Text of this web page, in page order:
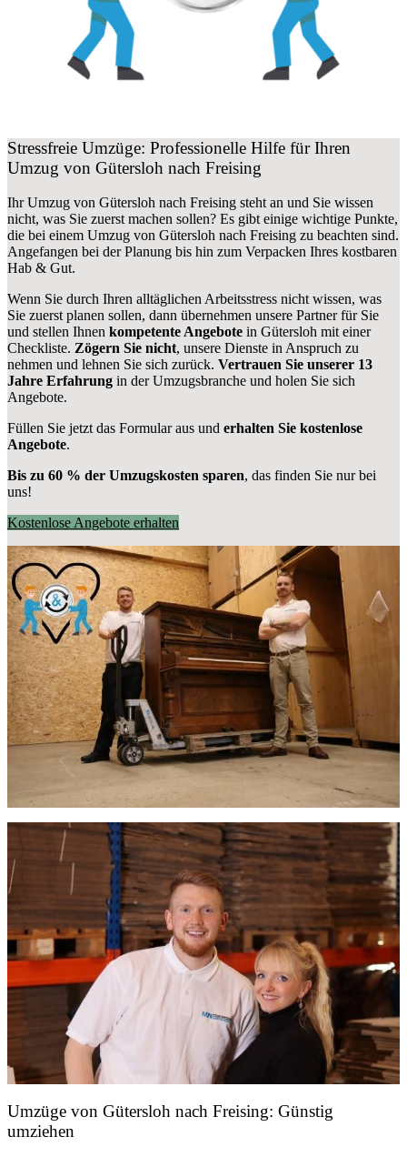
Stressfreie Umzüge: Professionelle Hilfe für Ihren
Umzug von Gütersloh nach Freising
Ihr Umzug von Gütersloh nach Freising steht an und Sie wissen
nicht, was Sie zuerst machen sollen? Es gibt einige wichtige Punkte,
die bei einem Umzug von Gütersloh nach Freising zu beachten sind.
Angefangen bei der Planung bis hin zum Verpacken Ihres kostbaren
Hab & Gut.
Wenn Sie durch Ihren alltäglichen Arbeitsstress nicht wissen, was
Sie zuerst planen sollen, dann übernehmen unsere Partner für Sie
und stellen Ihnen kompetente Angebote in Gütersloh mit einer
Checkliste. Zögern Sie nicht, unsere Dienste in Anspruch zu
nehmen und lehnen Sie sich zurück. Vertrauen Sie unserer 13
Jahre Erfahrung in der Umzugsbranche und holen Sie sich
Angebote.
Füllen Sie jetzt das Formular aus und erhalten Sie kostenlose
Angebote.
Bis zu 60 % der Umzugskosten sparen, das finden Sie nur bei
uns!
Kostenlose Angebote erhalten
Umzüge von Gütersloh nach Freising: Günstig
umziehen